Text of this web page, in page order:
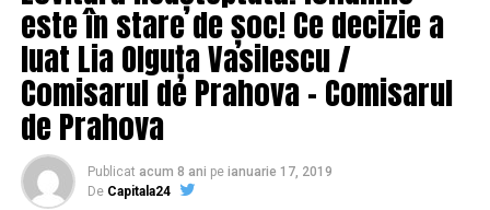
este în stare de șoc! Ce decizie a
luat Lia Olguța Vasilescu /
Comisarul de Prahova – Comisarul
de Prahova
Publicat acum 8 ani pe ianuarie 17, 2019
De Capitala24